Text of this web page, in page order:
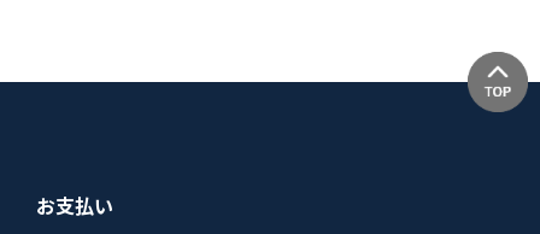
お支払い